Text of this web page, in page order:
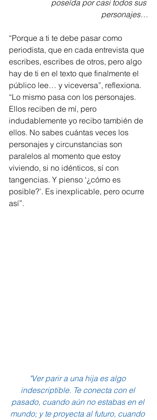
poseída por casi todos sus
personajes…
“Porque a ti te debe pasar como
periodista, que en cada entrevista que
escribes, escribes de otros, pero algo
hay de ti en el texto que finalmente el
público lee… y viceversa”, reflexiona.
“Lo mismo pasa con los personajes.
Ellos reciben de mí, pero
indudablemente yo recibo también de
ellos. No sabes cuántas veces los
personajes y circunstancias son
paralelos al momento que estoy
viviendo, si no idénticos, sí con
tangencias. Y pienso ‘¿cómo es
posible?’. Es inexplicable, pero ocurre
así”.
"Ver parir a una hija es algo
indescriptible. Te conecta con el
pasado, cuando aún no estabas en el
mundo; y te proyecta al futuro, cuando